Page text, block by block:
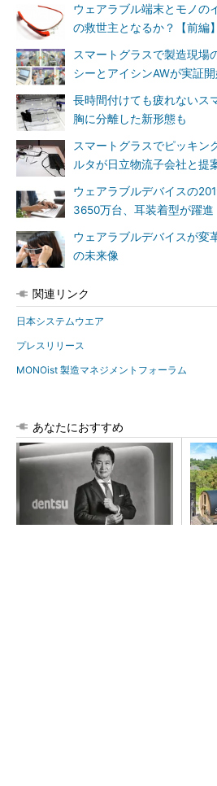
ウェアラブル端末とモノの
の救世主となるか？【前編】
スマートグラスで製造現場
シーとアイシンAWが実証
長時間付けても疲れないス
胸に分離した新形態も
スマートグラスでピッキン
ルタが日立物流子会社と提
ウェアラブルデバイスの
3650万台、耳装着型が躍進
ウェアラブルデバイスが変
の未来像
関連リンク
日本システムウエア
プレスリリース
MONOist 製造マネジメントフォーラム
あなたにおすすめ